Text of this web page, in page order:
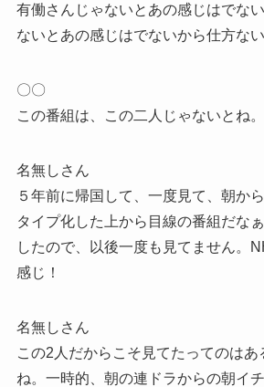
有働さんじゃないとあの感じはでな
ないとあの感じはでないから仕方な
〇〇
この番組は、この二人じゃないとね。
名無しさん
５年前に帰国して、一度見て、朝か
タイプ化した上から目線の番組だな
したので、以後一度も見てません。
感じ！
名無しさん
この2人だからこそ見てたってのはあ
ね。一時的、朝の連ドラからの朝イ